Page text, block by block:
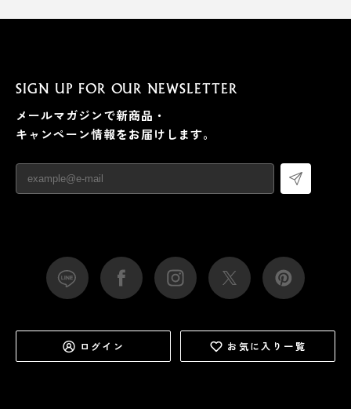
SIGN UP FOR OUR NEWSLETTER
メールマガジンで新商品・
キャンペーン情報をお届けします。
ログイン お気に入り一覧